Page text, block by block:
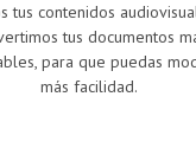
tus contenidos
tus documentos
para que puedas
más facilidad.